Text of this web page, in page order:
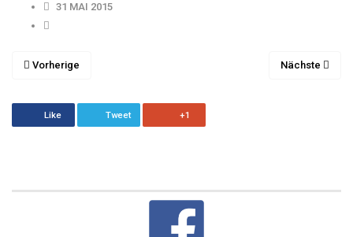
31 MAI 2015
Vorherige Nächste
Like Tweet +1